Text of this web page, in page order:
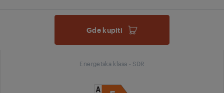
Gde kupiti
Energetska klasa - SDR